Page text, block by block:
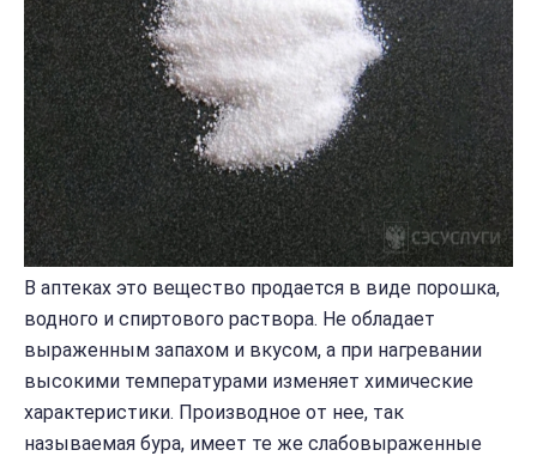
В аптеках это вещество продается в виде порошка,
водного и спиртового раствора. Не обладает
выраженным запахом и вкусом, а при нагревании
высокими температурами изменяет химические
характеристики. Производное от нее, так
называемая бура, имеет те же слабовыраженные